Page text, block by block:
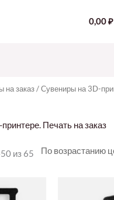
0,00₽
на заказ/ Сувениры на 3D-
Печать на заказ
из 65